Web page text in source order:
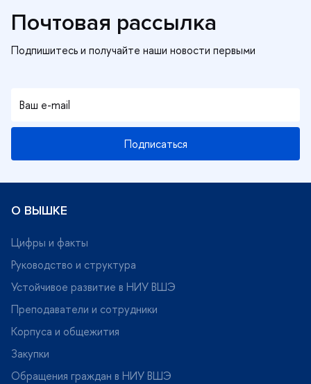
Почтовая рассылка
Подписаться
О ВЫШКЕ
Цифры и факты
Руководство и структура
Устойчивое развитие в НИУ ВШЭ
Преподаватели и сотрудники
Корпуса и общежития
Закупки
Обращения граждан в НИУ ВШЭ